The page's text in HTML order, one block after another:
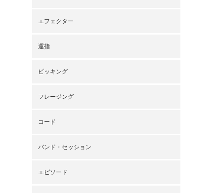
エフェクター
運指
ピッキング
フレージング
コード
バンド・セッション
エピソード